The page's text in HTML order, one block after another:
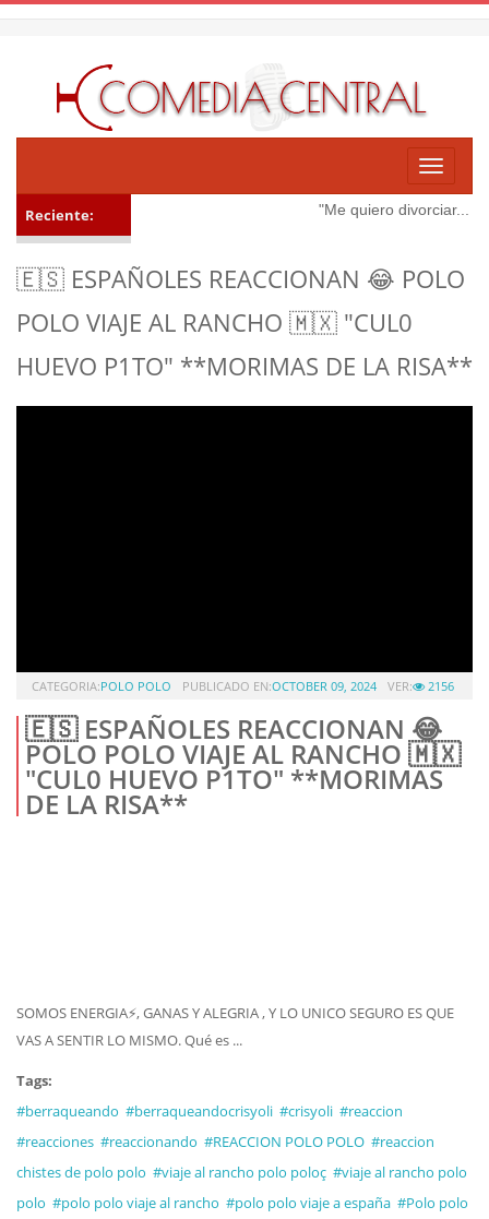
Toggle
Reciente: "Me quiero divorciar... 😳"
🇪🇸 ESPAÑOLES REACCIONAN 😂 POLO
POLO VIAJE AL RANCHO 🇲🇽 "CUL0
HUEVO P1TO" **MORIMAS DE LA RISA**
CATEGORIA:POLO POLO PUBLICADO EN:OCTOBER 09, 2024 VER: 2156
🇪🇸 ESPAÑOLES REACCIONAN 😂
POLO POLO VIAJE AL RANCHO 🇲🇽
"CUL0 HUEVO P1TO" **MORIMAS
DE LA RISA**
SOMOS ENERGIA⚡, GANAS Y ALEGRIA , Y LO UNICO SEGURO ES QUE
VAS A SENTIR LO MISMO. Qué es ...
Tags:
#berraqueando #berraqueandocrisyoli #crisyoli #reaccion
#reacciones #reaccionando #REACCION POLO POLO #reaccion
chistes de polo polo #viaje al rancho polo poloç #viaje al rancho polo
polo #polo polo viaje al rancho #polo polo viaje a españa #Polo polo